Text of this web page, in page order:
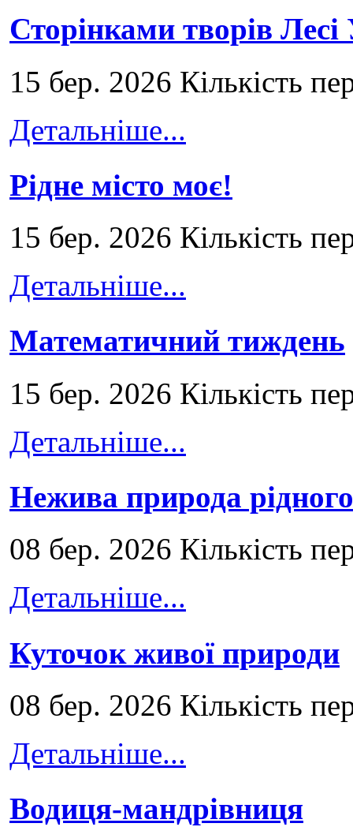
Сторінками творів
15 бер. 2026 Кількість
Детальніше...
Рідне місто моє!
15 бер. 2026 Кількість
Детальніше...
Математичний тиждень
15 бер. 2026 Кількість
Детальніше...
Нежива природа
08 бер. 2026 Кількість
Детальніше...
Куточок живої природи
08 бер. 2026 Кількість
Детальніше...
Водиця-мандрівниця